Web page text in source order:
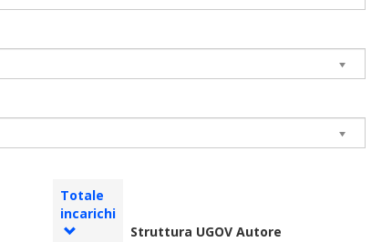
Totale
incarichi
Struttura UGOV Autore